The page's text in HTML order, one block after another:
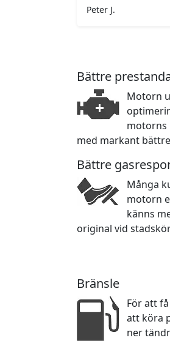
Peter J.
Bättre
Motorn
motorns
med markant
Bättre
Många
motorn
känns
original vid
Bränsle
För att
att köra
ner